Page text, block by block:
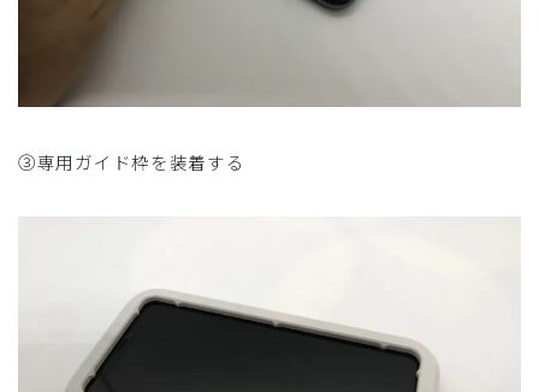
③専用ガイド枠を装着する